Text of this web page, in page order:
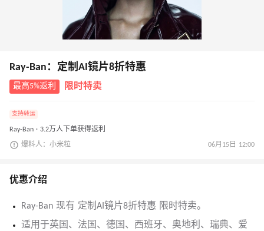
Ray-Ban：定制AI镜片8折特惠
最高5%返利 限时特卖
支持转运
Ray-Ban · 3.2万人下单获得返利
爆料人：小米粒 06月15日 12:00
优惠介绍
Ray-Ban 现有 定制AI镜片8折特惠 限时特卖。
适用于英国、法国、德国、西班牙、奥地利、瑞典、爱